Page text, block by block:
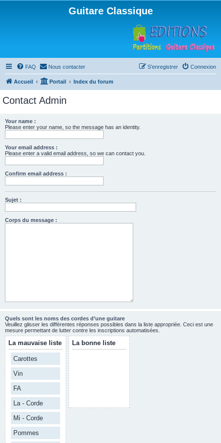
Guitare Classique
FAQ Nous contacter Connexion
S’enregistrer
Accueil Portail Index du forum
Contact Admin
Your name :
Please enter your name, so the message has an identity.
Your email address :
Please enter a valid email address, so we can contact you.
Confirm email address :
Sujet :
Corps du message :
Quels sont les noms des cordes d’une guitare
Veuillez glisser les différentes réponses possibles dans la liste appropriée. Ceci est une
mesure permettant de lutter contre les inscriptions automatisées.
La mauvaise liste
Carottes
Vin
FA
La - Corde
Mi - Corde
Pommes
La bonne liste